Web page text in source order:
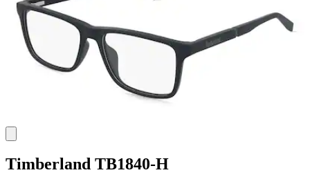
Timberland TB1840-H